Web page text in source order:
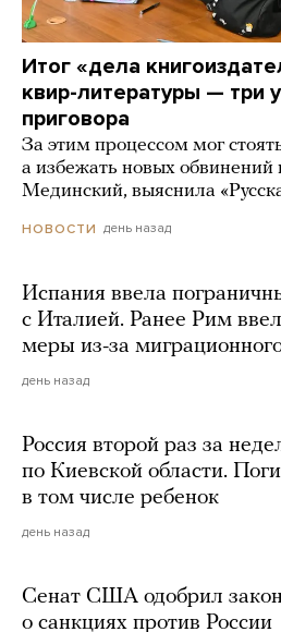
Итог «дела
квир-литературы — три
приговора
За этим процессом мог
а избежать новых
Мединский, выяснила
НОВОСТИ день назад
Испания ввела
с Италией. Ранее Рим
меры из-за
день назад
Россия второй раз за
по Киевской области.
в том числе ребенок
день назад
Сенат США одобрил
о санкциях против России